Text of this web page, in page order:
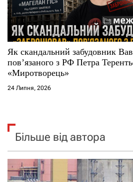
Як скандальний забудовник
повʼязаного з РФ Петра
«Миротворець»
24 Липня, 2026
Більше від автора